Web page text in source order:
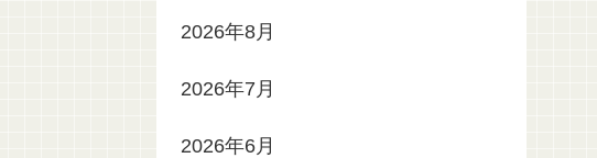
2026年8月
2026年7月
2026年6月